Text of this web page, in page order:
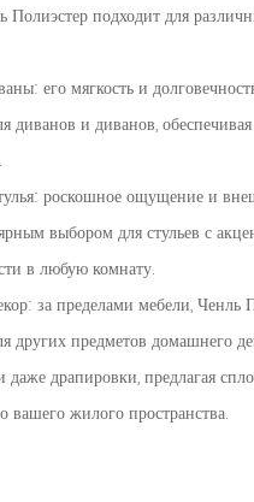
Полиэстер подходит для
его мягкость и
диванов и диванов,
роскошное ощущение и
выбором для стульев с
в любую комнату.
за пределами мебели, Ченль
других предметов домашнего
драпировки, предлагая
вашего жилого пространства.